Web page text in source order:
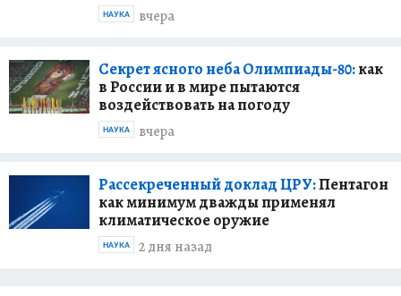
вчера
НАУКА
Секрет ясного неба Олимпиады-80:как
в России и в мире пытаются
воздействовать на погоду
вчера
НАУКА
Рассекреченный доклад ЦРУ:Пентагон
как минимум дважды применял
климатическое оружие
2 дня назад
НАУКА